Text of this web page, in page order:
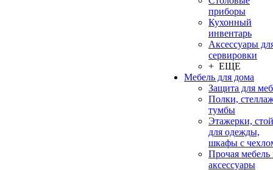
приборы
Кухонный
инвентарь
Аксессуары
сервировки
+ ЕЩЕ
Мебель для дома
Защита для
Полки,
тумбы
Этажерки,
для одежды,
шкафы с
Прочая мебель
аксессуары